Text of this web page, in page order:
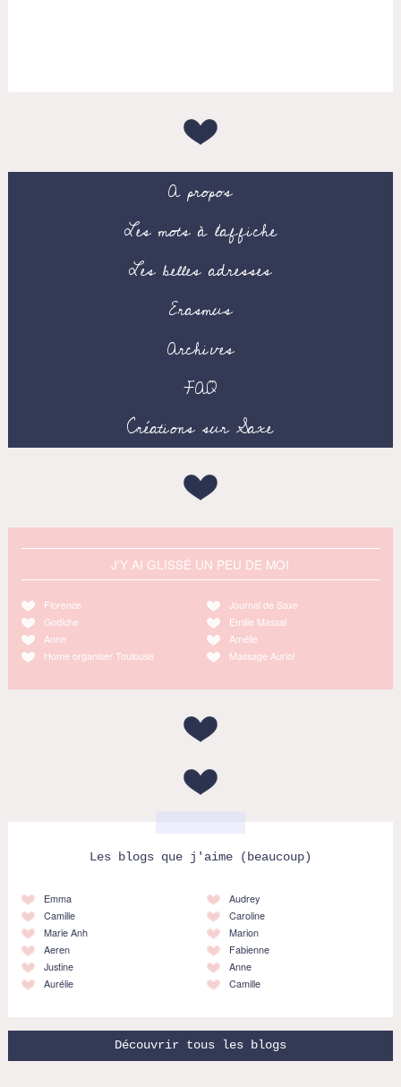
A propos
Les mots à l’affiche
Les belles adresses
Erasmus
Archives
FAQ
Créations sur Saxe
J'Y AI GLISSÉ UN PEU DE MOI
Florence
Godiche
Anne
Home organiser Toulouse
Journal de Saxe
Emilie Massal
Amélie
Massage Auriol
Les blogs que j'aime (beaucoup)
Emma
Camille
Marie Anh
Aeren
Justine
Aurélie
Audrey
Caroline
Marion
Fabienne
Anne
Camille
Découvrir tous les blogs